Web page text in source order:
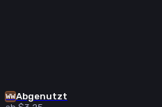
WWAbgenutzt